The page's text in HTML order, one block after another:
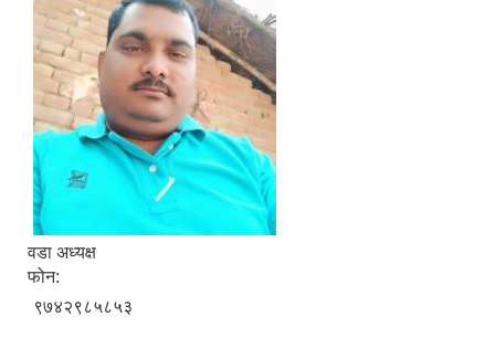
वडा अध्यक्ष
फोन:
९७४२९८५८५३